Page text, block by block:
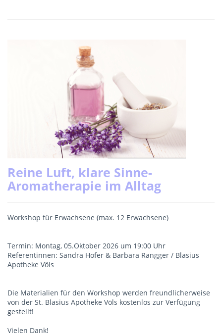
Reine Luft, klare Sinne-
Aromatherapie im Alltag
Workshop für Erwachsene (max. 12 Erwachsene)
Termin: Montag, 05.Oktober 2026 um 19:00 Uhr
Referentinnen: Sandra Hofer & Barbara Rangger / Blasius
Apotheke Völs
Die Materialien für den Workshop werden freundlicherweise
von der St. Blasius Apotheke Völs kostenlos zur Verfügung
gestellt!
Vielen Dank!